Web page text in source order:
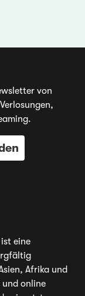
von
eine
Afrika und
und online